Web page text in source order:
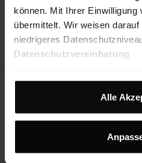
können. Mit Ihrer Einwilligung
übermittelt. Wir weisen
niedrigeres
Datenschutzvereinbarung
Alle
Firstline 2,5L
Atmungsaktive, wind- und